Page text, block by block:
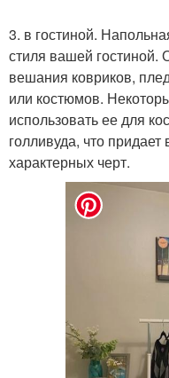
3. в гостиной.
стиля вашей гостиной.
вешания ковриков,
или костюмов.
использовать ее для
голливуда, что
характерных черт.